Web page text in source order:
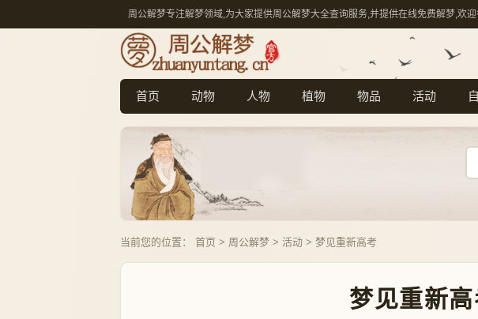
周公解梦专注解梦领域,为大家提供周公解梦大全查询服务,并提供在线免费解梦,欢迎
首页 动物 人物 植物 物品 活动
当前您的位置： 首页 > 周公解梦 > 活动 > 梦见重新高考
梦见重新